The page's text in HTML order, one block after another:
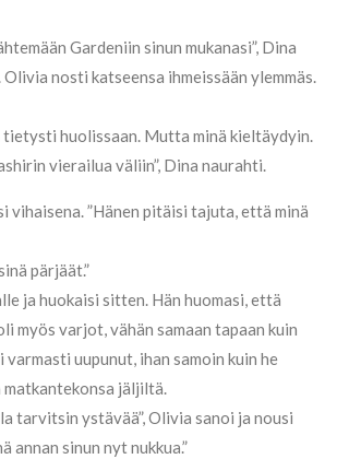
Gardeniin sinun mukanasi”, Dina
nosti katseensa ihmeissään ylemmäs.
tietysti huolissaan. Mutta minä kieltäydyin.
vierailua väliin”, Dina naurahti.
vihaisena. ”Hänen pitäisi tajuta, että minä
pärjäät.”
ja huokaisi sitten. Hän huomasi, että
myös varjot, vähän samaan tapaan kuin
varmasti uupunut, ihan samoin kuin he
matkantekonsa jäljiltä.
tarvitsin ystävää”, Olivia sanoi ja nousi
annan sinun nyt nukkua.”